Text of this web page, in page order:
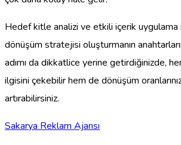
Hedef kitle analizi ve etkili içerik uygulama
dönüşüm stratejisi oluşturmanın
adımı da dikkatlice yerine getirdiğinizde,
ilgisini çekebilir hem de dönüşüm
artırabilirsiniz.
Sakarya Reklam Ajansı